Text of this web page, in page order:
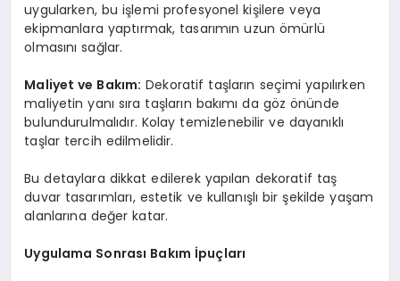
uygularken, bu işlemi profesyonel kişilere veya
ekipmanlara yaptırmak, tasarımın uzun ömürlü
olmasını sağlar.
Maliyet ve Bakım: Dekoratif taşların seçimi yapılırken
maliyetin yanı sıra taşların bakımı da göz önünde
bulundurulmalıdır. Kolay temizlenebilir ve dayanıklı
taşlar tercih edilmelidir.
Bu detaylara dikkat edilerek yapılan dekoratif taş
duvar tasarımları, estetik ve kullanışlı bir şekilde yaşam
alanlarına değer katar.
Uygulama Sonrası Bakım İpuçları